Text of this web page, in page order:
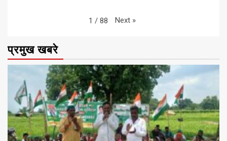
1 / 88 Next »
प्रमुख खबरे